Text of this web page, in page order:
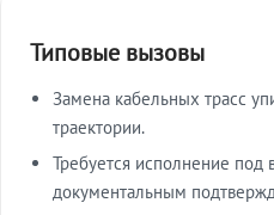
Типовые вызовы
Замена кабельных трасс
траектории.
Требуется исполнение под
документальным